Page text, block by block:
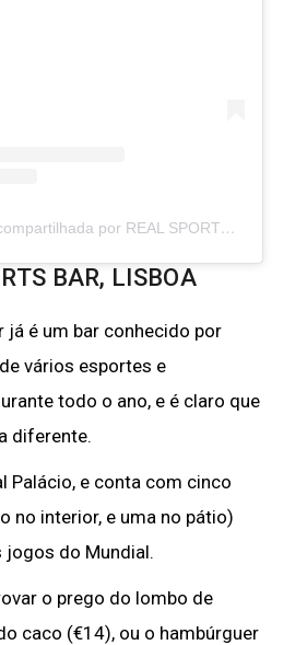
Uma publicação compartilhada por REAL SPORTS BAR (@realsportsbar)
BAR, LISBOA
já é um bar conhecido por
vários esportes e
todo o ano, e é claro que
diferente.
Palácio, e conta com cinco
no interior, e uma no pátio)
do Mundial.
o prego do lombo de
caco (€14), ou o hambúrguer